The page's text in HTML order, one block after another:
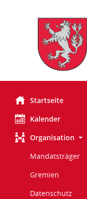
Startseite
Kalender
Organisation
Mandatsträger
Gremien
Datenschutz